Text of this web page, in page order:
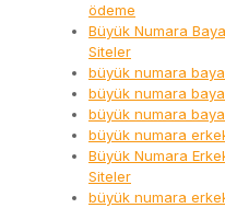
ödeme
Büyük Numara
Siteler
büyük numara
büyük numara
büyük numara
büyük numara
Büyük Numara
Siteler
büyük numara